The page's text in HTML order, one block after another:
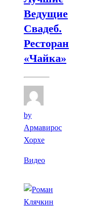
Ведущие
Свадеб.
Ресторан
«Чайка»
by
Армавирос
Хорхе
Видео